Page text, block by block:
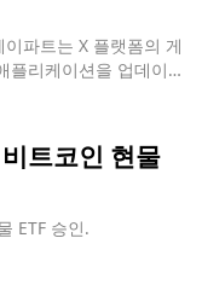
승인과 출시로 이어
수 있는 새로운 방법을
인이 디지털 자산 시
장의 변동성이 급격히
ETF가 스테이블코인
파트는 X 플랫폼의 게
플리케이션을 업데이트
트코인 현물
ETF 승인.